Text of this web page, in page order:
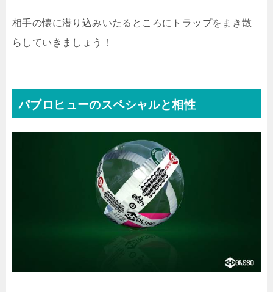
相手の懐に潜り込みいたるところにトラップをまき散
らしていきましょう！
パブロヒューのスペシャルと相性